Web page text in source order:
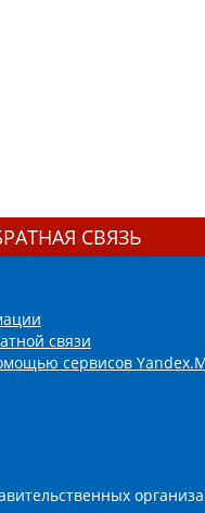
СВЯЗЬ
связи
сервисов